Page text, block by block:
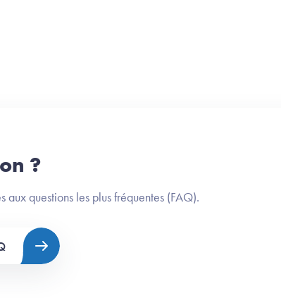
?
aux questions les plus fréquentes (FAQ).